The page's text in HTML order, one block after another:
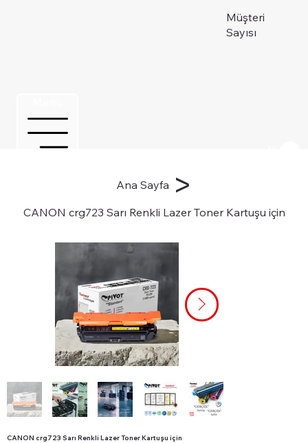
Müşteri
Sayısı
Ana Sayfa >
CANON crg723 Sarı Renkli Lazer Toner Kartuşu için
CANON crg723 Sarı Renkli Lazer Toner Kartuşu için